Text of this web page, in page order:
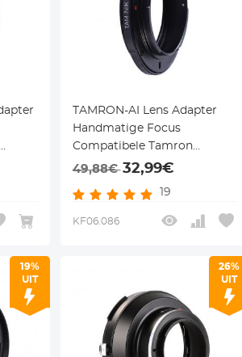
TAMRON-AI Lens Adapter
Handmatige Focus
Compatibele Tamron
Adaptall ii Lenzen voor Nikon
49,88€32,99€
19
KF06.086
19%
UIT
26%
UIT